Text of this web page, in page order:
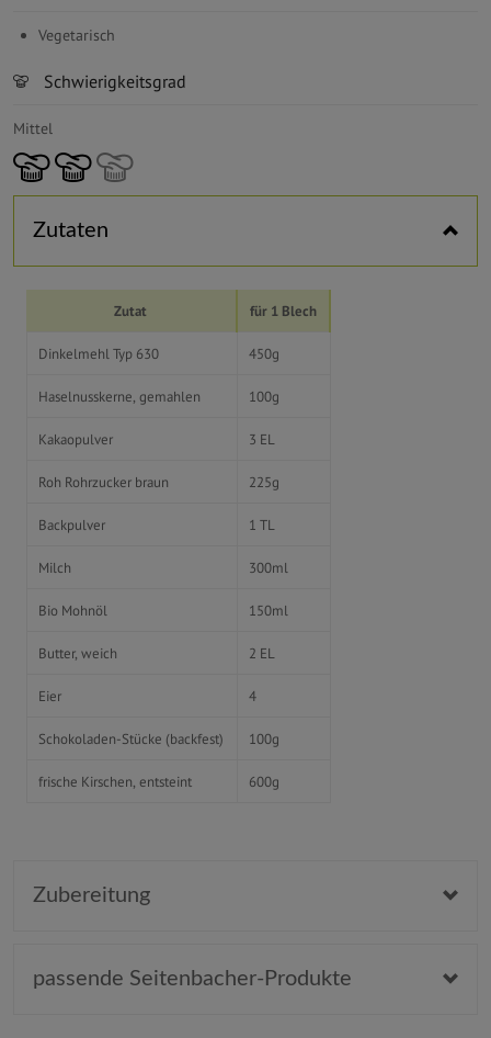
Vegetarisch
Schwierigkeitsgrad
Mittel
Zutaten
Zutat für 1 Blech
Dinkelmehl Typ 630 450g
Haselnusskerne, gemahlen 100g
Kakaopulver 3 EL
Roh Rohrzucker braun 225g
Backpulver 1 TL
Milch 300ml
Bio Mohnöl 150ml
Butter, weich 2 EL
Eier 4
Schokoladen-Stücke (backfest) 100g
frische Kirschen, entsteint 600g
Zubereitung
passende Seitenbacher-Produkte